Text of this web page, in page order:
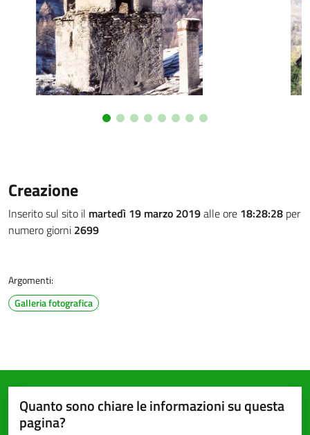
Creazione
Inserito sul sito il martedì 19 marzo 2019alle ore 18:28:28 per
numero giorni 2699
Argomenti:
Galleria fotografica
Quanto sono chiare le informazioni su questa
pagina?